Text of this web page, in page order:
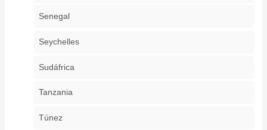
Senegal
Seychelles
Sudáfrica
Tanzania
Túnez